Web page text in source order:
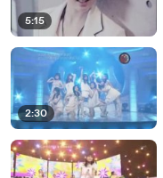
5:15
2:30